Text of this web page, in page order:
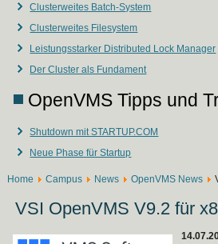
Clusterweites Batch-System
Clusterweites Filesystem
Leistungsstarker Distributed Lock Manager
Der Cluster als Fundament
OpenVMS Tipps und
Shutdown mit STARTUP.COM
Neue Phase für Startup
Home Campus News OpenVMS News
VSI OpenVMS V9.2 für